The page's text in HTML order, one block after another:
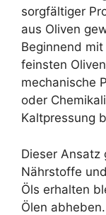
sorgfältiger
aus Oliven
Beginnend
feinsten
mechanische
oder
Kaltpressung
Dieser Ansatz
Nährstoffe
Öls erhalten
Ölen